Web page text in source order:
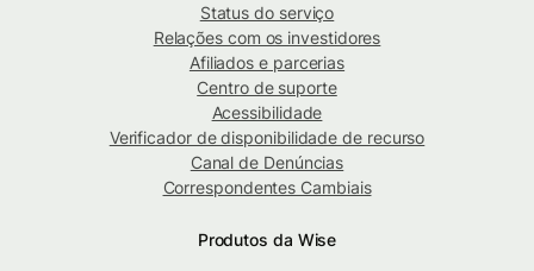
Status do serviço
Relações com os investidores
Afiliados e parcerias
Centro de suporte
Acessibilidade
Verificador de disponibilidade de recurso
Canal de Denúncias
Correspondentes Cambiais
Produtos da Wise